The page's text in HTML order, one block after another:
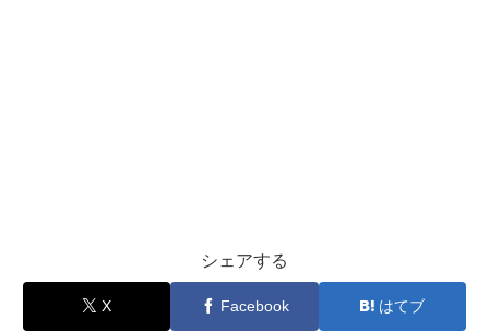
シェアする
X Facebook はてブ